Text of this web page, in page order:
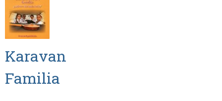
Karavan
Familia